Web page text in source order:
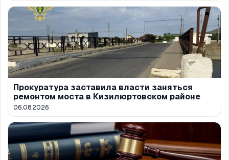
Прокуратура заставила власти заняться
ремонтом моста в Кизилюртовском районе
06.08.2026